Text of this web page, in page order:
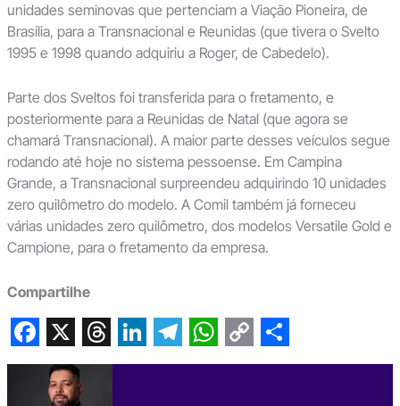
unidades seminovas que pertenciam a Viação Pioneira, de
Brasília, para a Transnacional e Reunidas (que tivera o Svelto
1995 e 1998 quando adquiriu a Roger, de Cabedelo).
Parte dos Sveltos foi transferida para o fretamento, e
posteriormente para a Reunidas de Natal (que agora se
chamará Transnacional). A maior parte desses veículos segue
rodando até hoje no sistema pessoense. Em Campina
Grande, a Transnacional surpreendeu adquirindo 10 unidades
zero quilômetro do modelo. A Comil também já forneceu
várias unidades zero quilômetro, dos modelos Versatile Gold e
Campione, para o fretamento da empresa.
Compartilhe
F X T
h
L T W C S